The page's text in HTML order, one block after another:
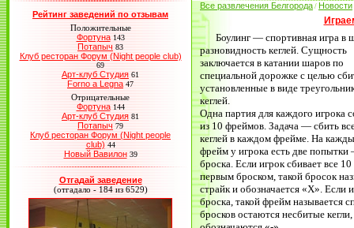
Рейтинг заведений по отзывам
Положительные
Фортуна 143
Потапыч 83
Клуб ресторан Форум (Night people club)
69
Арт-клуб Студия 61
Forno a Legna 47
Отрицательные
Фортуна 144
Арт-клуб Студия 81
Потапыч 79
Клуб ресторан Форум (Night people
club) 44
Новый Вавилон 39
Отгадай заведение
(отгадало - 184 из 6529)
Все развлечения Белгорода / Новости
Боулинг — спортивная игра в
разновидность кеглей. Сущность
заключается в катании шаров по
специальной дорожке с целью
установленные в виде
кеглей.
Одна партия для каждого игрока
из 10 фреймов. Задача — сбить
кеглей в каждом фрейме. На
фрейм у игрока есть две
броска. Если игрок сбивает все 10
первым броском, такой бросок
страйк и обозначается «Х». Если
броска, такой фрейм называется
бросков остаются несбитые